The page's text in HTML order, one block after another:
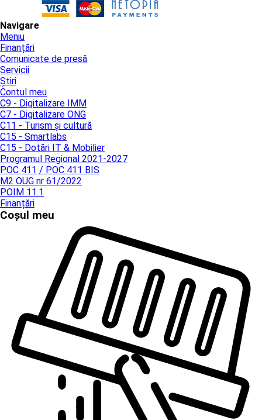
Navigare
Meniu
Finanțări
Comunicate de presă
Servicii
Știri
Contul meu
C9 - Digitalizare IMM
C7 - Digitalizare ONG
C11 - Turism și cultură
C15 - Smartlabs
C15 - Dotări IT & Mobilier
Programul Regional 2021-2027
POC 411 / POC 411 BIS
M2 OUG nr 61/2022
POIM 11.1
Finanțări
Coșul meu